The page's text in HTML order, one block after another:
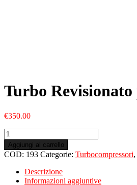
Turbo
€350.00
Turbo
Revisionato
per
FIAT
Doblò
Aggiungi al carrello
COD: 193 Categorie: Turbocompressori,
Descrizione
Informazioni aggiuntive